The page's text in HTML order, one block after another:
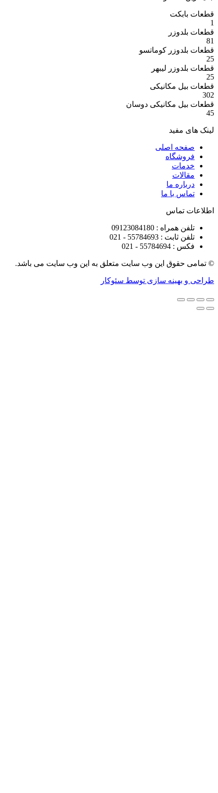
کوماتسو
لیبهر
مکانیکی
مکانیکی دوسان
اصلی
ما
با ما
: 09123084180
: 55784693 - 021
این وب سایت متعلق به این وب سایت می باشد.
سازی توسط سئوکار